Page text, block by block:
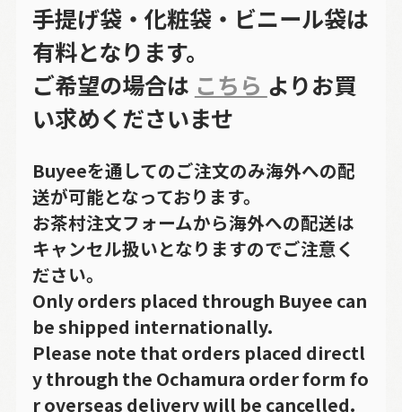
手提げ袋・化粧袋・ビニール袋は
有料となります。
ご希望の場合は こちら よりお買
い求めくださいませ
Buyeeを通してのご注文のみ海外への配
送が可能となっております。
お茶村注文フォームから海外への配送は
キャンセル扱いとなりますのでご注意く
ださい。
Only orders placed through Buyee can
be shipped internationally.
Please note that orders placed directl
y through the Ochamura order form fo
r overseas delivery will be cancelled.